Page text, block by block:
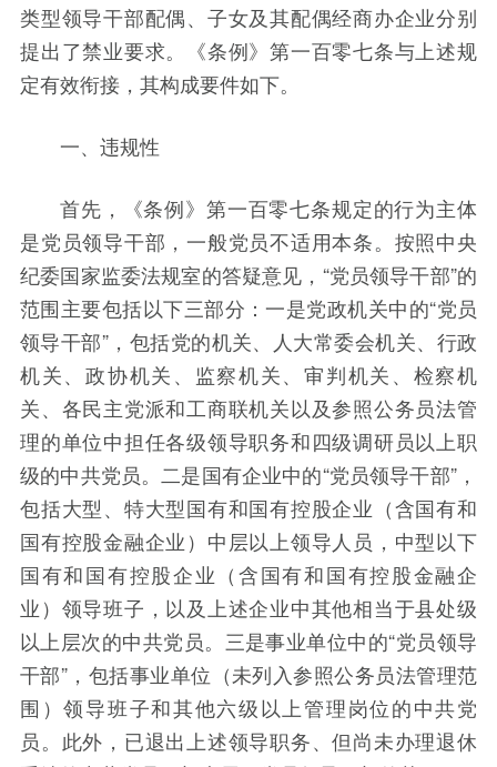
类型领导干部配偶、子女及其配偶经商办企业分别
提出了禁业要求。《条例》第一百零七条与上述规
定有效衔接，其构成要件如下。
一、违规性
首先，《条例》第一百零七条规定的行为主体
是党员领导干部，一般党员不适用本条。按照中央
纪委国家监委法规室的答疑意见，“党员领导干部”的
范围主要包括以下三部分：一是党政机关中的“党员
领导干部”，包括党的机关、人大常委会机关、行政
机关、政协机关、监察机关、审判机关、检察机
关、各民主党派和工商联机关以及参照公务员法管
理的单位中担任各级领导职务和四级调研员以上职
级的中共党员。二是国有企业中的“党员领导干部”，
包括大型、特大型国有和国有控股企业（含国有和
国有控股金融企业）中层以上领导人员，中型以下
国有和国有控股企业（含国有和国有控股金融企
业）领导班子，以及上述企业中其他相当于县处级
以上层次的中共党员。三是事业单位中的“党员领导
干部”，包括事业单位（未列入参照公务员法管理范
围）领导班子和其他六级以上管理岗位的中共党
员。此外，已退出上述领导职务、但尚未办理退休